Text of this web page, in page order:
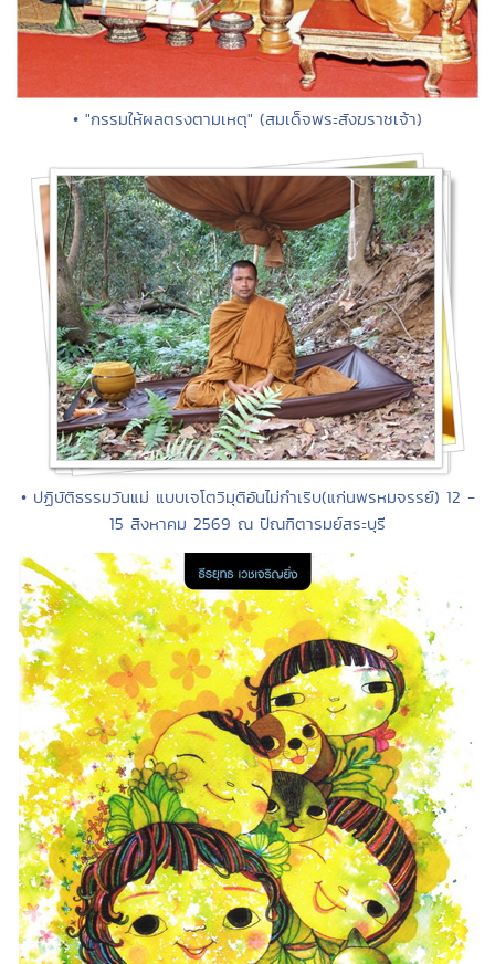
• "กรรมให้ผลตรงตามเหตุ" (สมเด็จพระสังฆราชเจ้า)
• ปฏิบัติธรรมวันแม่ แบบเจโตวิมุติอันไม่กำเริบ(แก่นพรหมจรรย์) 12 -
15 สิงหาคม 2569 ณ ปัณฑิตารมย์สระบุรี